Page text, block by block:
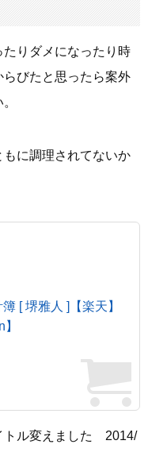
りダメになったり時
びたと思ったら案外
に調理されてないか
[ 堺雅人 ]【楽天】
トル変えました 2014/